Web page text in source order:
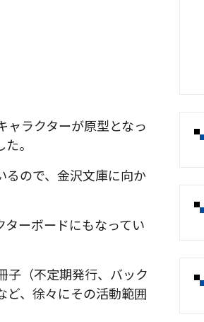
ャラクターが原型となっ
。
るので、金沢文庫に向か
ーボードにもなってい
子（不定期発行、バック
ど、徐々にその活動範囲